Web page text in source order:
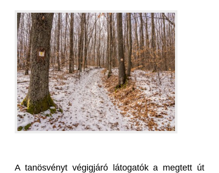
A tanösvényt végigjáró látogatók a megtett út